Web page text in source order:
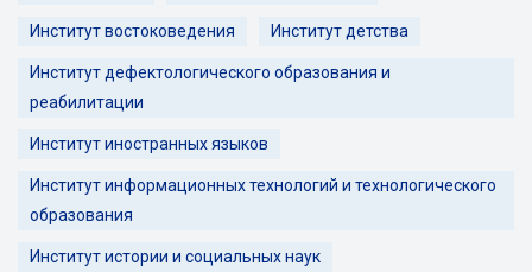
Институт востоковедения Институт детства
Институт дефектологического образования и
реабилитации
Институт иностранных языков
Институт информационных технологий и технологического
образования
Институт истории и социальных наук